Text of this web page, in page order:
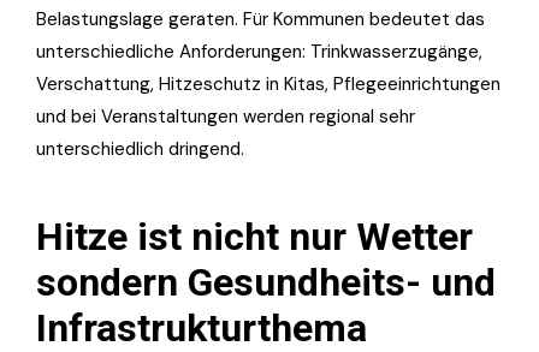
Belastungslage geraten. Für Kommunen bedeutet das
unterschiedliche Anforderungen: Trinkwasserzugänge,
Verschattung, Hitzeschutz in Kitas, Pflegeeinrichtungen
und bei Veranstaltungen werden regional sehr
unterschiedlich dringend.
Hitze ist nicht nur Wetter
sondern Gesundheits- und
Infrastrukturthema